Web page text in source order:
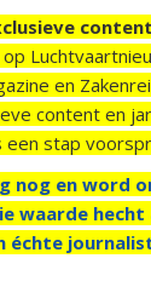
en
content en
stap
nog en word
waarde
échte